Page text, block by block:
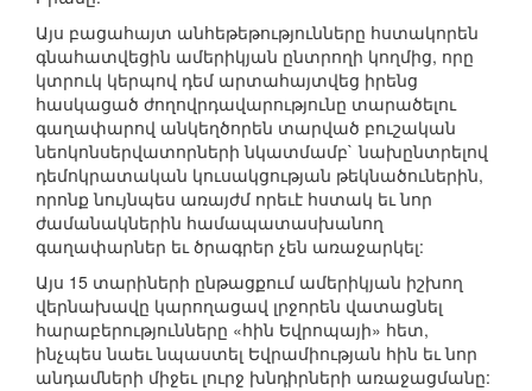
Այս բացահայտ անհեթեթությունները հստակորեն
գնահատվեցին ամերիկյան ընտրողի կողմից, որը
կտրուկ կերպով դեմ արտահայտվեց իրենց
հասկացած ժողովրդավարությունը տարածելու
գաղափարով անկեղծորեն տարված բուշական
նեոկոնսերվատորների նկատմամբ` նախընտրելով
դեմոկրատական կուսակցության թեկնածուներին,
որոնք նույնպես առայժմ որեւէ հստակ եւ նոր
ժամանակներին համապատասխանող
գաղափարներ եւ ծրագրեր չեն առաջարկել:
Այս 15 տարիների ընթացքում ամերիկյան իշխող
վերնախավը կարողացավ լրջորեն վատացնել
հարաբերությունները «հին Եվրոպայի» հետ,
ինչպես նաեւ նպաստել Եվրամիության հին եւ նոր
անդամների միջեւ լուրջ խնդիրների առաջացմանը: